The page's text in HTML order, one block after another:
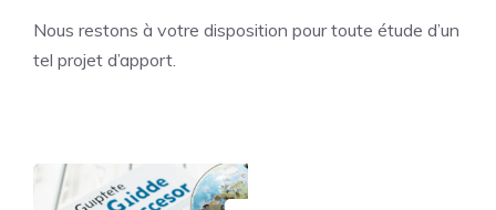
Nous restons à votre disposition pour toute étude d’un
tel projet d’apport.